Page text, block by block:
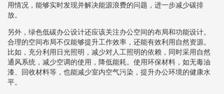
用情况，能够实时发现并解决能源浪费的问题，进一步减少碳排
放。
另外，绿色低碳办公设计还应该关注办公空间的布局和功能设计。
合理的空间布局不仅能够提升工作效率，还能有效利用自然资源。
比如，充分利用日光照明，减少对人工照明的依赖，同时采用自然
通风系统，减少空调的使用，降低能耗。使用环保材料，如无毒油
漆、回收材料等，也能减少室内空气污染，提升办公环境的健康水
平。